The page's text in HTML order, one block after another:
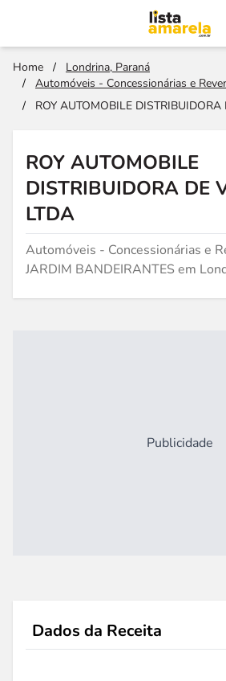
Home /
Londrina, Paraná
/
Automóveis - Concessionárias e
/
ROY AUTOMOBILE DISTRIBUIDORA
ROY AUTOMOBILE
DISTRIBUIDORA DE
LTDA
Automóveis - Concessionárias e
JARDIM BANDEIRANTES em
Publicidade
Dados da Receita